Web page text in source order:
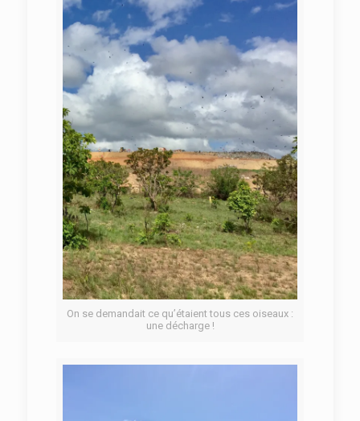
On se demandait ce qu’étaient tous ces oiseaux :
une décharge !